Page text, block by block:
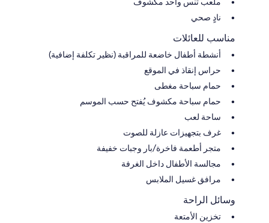
نادٍ صحي
مناسب للعائلات
أنشطة أطفال خاضعة للمراقبة (نظير تكلفة إضافية)
حراس إنقاذ في الموقع
حمام سباحة مغطى
حمام سباحة مكشوف يُفتح حسب الموسم
ساحة لعب
غرف بتجهيزات عازلة للصوت
متجر أطعمة فاخرة/بار وجبات خفيفة
مجالسة الأطفال داخل الغرفة
مرافق غسيل الملابس
وسائل الراحة
تخزين الأمتعة